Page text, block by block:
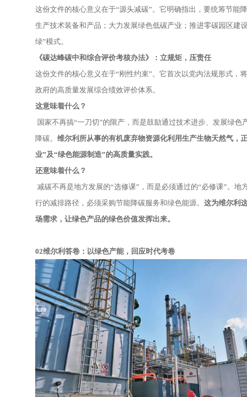
这份文件的核心意义在于“源头减碳”。它明确指出，要统筹节能
生产技术装备和产品；大力发展绿色低碳产业；推进零碳园区建
绿”模式。
《碳达峰碳中和综合评价考核办法》：立规矩，压责任
这份文件的核心意义在于“刚性约束”。它首次以党内法规形式，
政府的高质量发展综合绩效评价体系。
这意味着什么？
国家不再搞“一刀切”的限产，而是鼓励通过技术进步、发展绿
降碳。 维尔利所从事的有机废弃物资源化利用生产生物天然气，
业”及“绿色能源制造”的高质量实践。
还意味着什么？
减碳不再是地方发展的“选修课”，而是必须通过的“必修课”。
行的减排路径，必须采购节能降碳服务和绿色能源。 这为维尔利
场需求，让绿色产品的绿色价值发挥出来。
02维尔利答卷：以绿色产能，回应时代考卷